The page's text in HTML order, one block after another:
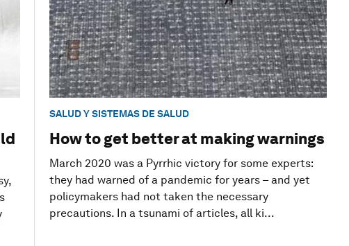
SALUD Y SISTEMAS DE SALUD
How to get better at making warnings
March 2020 was a Pyrrhic victory for some experts:
they had warned of a pandemic for years – and yet
policymakers had not taken the necessary
precautions. In a tsunami of articles, all ki...